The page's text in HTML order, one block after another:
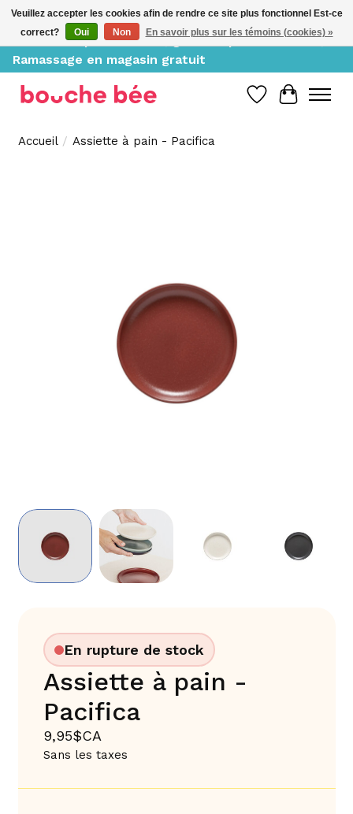
Livraison à partir de 10$, gratuite pour 150$ et +;
Ramassage en magasin gratuit
Liste de
Panier
Accueil / Assiette à pain - Pacifica
En rupture de stock
Assiette à pain -
Pacifica
9,95$CA
Sans les taxes
Veuillez accepter les cookies afin de rendre ce site plus fonctionnel Est-ce
correct?
Oui Non En savoir plus sur les témoins (cookies) »